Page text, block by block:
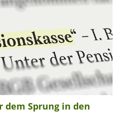
dem Sprung in den